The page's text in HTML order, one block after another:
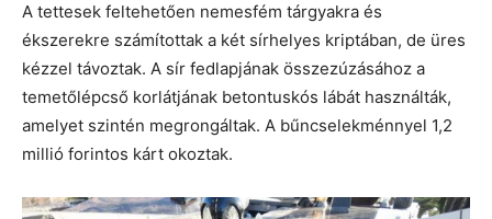
A tettesek feltehetően nemesfém tárgyakra és
ékszerekre számítottak a két sírhelyes kriptában, de üres
kézzel távoztak. A sír fedlapjának összezúzásához a
temetőlépcső korlátjának betontuskós lábát használták,
amelyet szintén megrongáltak. A bűncselekménnyel 1,2
millió forintos kárt okoztak.